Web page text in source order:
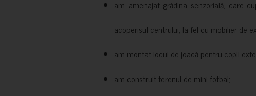
am amenajat grădina senzorială, care
acoperisul centrului, la fel cu mobilier de
am montat locul de joacă pentru copii
am construit terenul de mini-fotbal;